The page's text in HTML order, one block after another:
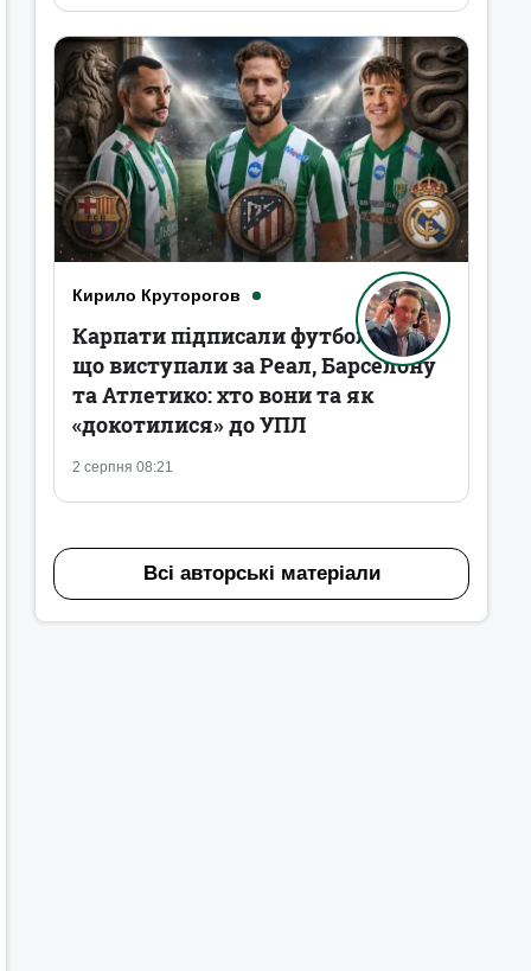
Кирило Круторогов
2 серпня 08:21
Карпати підписали футболістів,
що виступали за Реал, Барселону
та Атлетико: хто вони та як
«докотилися» до УПЛ
Всі авторські матеріали